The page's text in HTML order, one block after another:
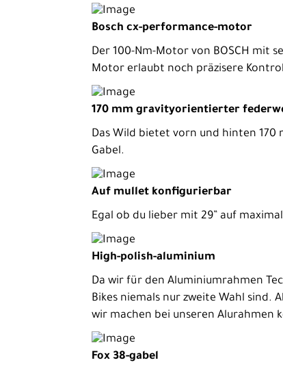
Bosch cx-performance-motor
Der 100-Nm-Motor von BOSCH mit
Motor erlaubt noch präzisere
170 mm gravityorientierter
Das Wild bietet vorn und hinten 170
Gabel.
Auf mullet konfigurierbar
Egal ob du lieber mit 29” auf
High-polish-aluminium
Da wir für den Aluminiumrahmen
Bikes niemals nur zweite Wahl
wir machen bei unseren Alurahmen
Fox 38-gabel